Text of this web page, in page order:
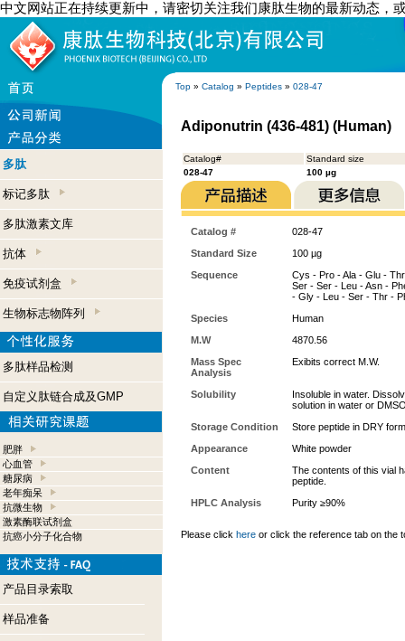
中文网站正在持续更新中，请密切关注我们康肽生物的最新动态，
Top » Catalog » Peptides » 028-47
多肽
标记多肽
多肽激素文库
抗体
免疫试剂盒
生物标志物阵列
多肽样品检测
自定义肽链合成及GMP
肥胖
心血管
糖尿病
老年痴呆
抗微生物
激素酶联试剂盒
抗癌小分子化合物
产品目录索取
样品准备
Adiponutrin (436-481) (Human)
Catalog#
Standard size
028-47
100 µg
Catalog #
028-47
Standard Size
100 µg
Sequence
Cys - Pro - Ala - Glu -
Ser - Ser - Leu - Asn -
- Gly - Leu - Ser - Thr -
Species
Human
M.W
4870.56
Mass Spec
Analysis
Exibits correct M.W.
Solubility
Insoluble in water.
solution in water or
Storage Condition
Store peptide in DRY
Appearance
White powder
Content
The contents of this vial
peptide.
HPLC Analysis
Purity ≥90%
Please click here or click the reference tab on the